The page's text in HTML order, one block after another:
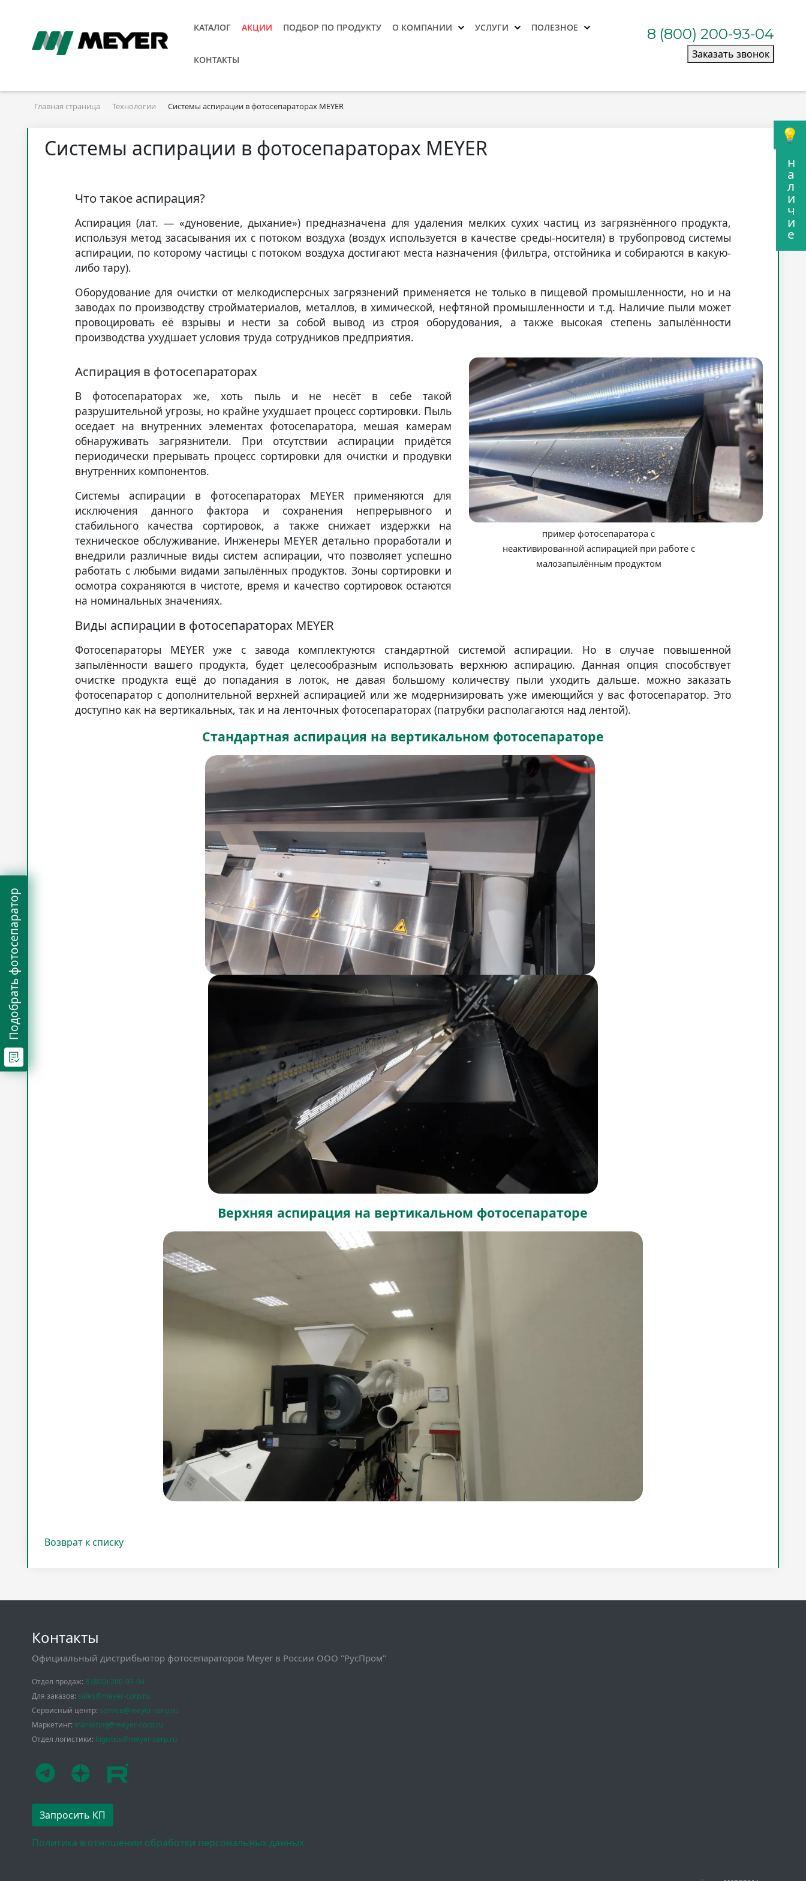
н
а
л
и
ч
и
е
КАТАЛОГ АКЦИИ ПОДБОР ПО ПРОДУКТУ О КОМПАНИИ УСЛУГИ ПОЛЕЗНОЕ
КОНТАКТЫ
8 (800) 200-93-04
Заказать звонок
Главная страница Технологии Системы аспирации в фотосепараторах MEYER
Системы аспирации в фотосепараторах MEYER
Что такое аспирация?
Аспирация (лат. — «дуновение, дыхание») предназначена для удаления мелких сухих частиц из загрязнённого продукта,
используя метод засасывания их с потоком воздуха (воздух используется в качестве среды-носителя) в трубопровод системы
аспирации, по которому частицы с потоком воздуха достигают места назначения (фильтра, отстойника и собираются в какую-
либо тару).
Оборудование для очистки от мелкодисперсных загрязнений применяется не только в пищевой промышленности, но и на
заводах по производству стройматериалов, металлов, в химической, нефтяной промышленности и т.д. Наличие пыли может
провоцировать её взрывы и нести за собой вывод из строя оборудования, а также высокая степень запылённости
производства ухудшает условия труда сотрудников предприятия.
Аспирация в фотосепараторах
В фотосепараторах же, хоть пыль и не несёт в себе такой
разрушительной угрозы, но крайне ухудшает процесс сортировки. Пыль
оседает на внутренних элементах фотосепаратора, мешая камерам
обнаруживать загрязнители. При отсутствии аспирации придётся
периодически прерывать процесс сортировки для очистки и продувки
внутренних компонентов.
Системы аспирации в фотосепараторах MEYER применяются для
исключения данного фактора и сохранения непрерывного и
стабильного качества сортировок, а также снижает издержки на
техническое обслуживание. Инженеры MEYER детально проработали и
внедрили различные виды систем аспирации, что позволяет успешно
работать с любыми видами запылённых продуктов. Зоны сортировки и
осмотра сохраняются в чистоте, время и качество сортировок остаются
на номинальных значениях.
пример фотосепаратора с
неактивированной аспирацией при работе с
малозапылённым продуктом
Виды аспирации в фотосепараторах MEYER
Фотосепараторы MEYER уже с завода комплектуются стандартной системой аспирации. Но в случае повышенной
запылённости вашего продукта, будет целесообразным использовать верхнюю аспирацию. Данная опция способствует
очистке продукта ещё до попадания в лоток, не давая большому количеству пыли уходить дальше. можно заказать
фотосепаратор с дополнительной верхней аспирацией или же модернизировать уже имеющийся у вас фотосепаратор. Это
доступно как на вертикальных, так и на ленточных фотосепараторах (патрубки располагаются над лентой).
Стандартная аспирация на вертикальном фотосепараторе
Верхняя аспирация на вертикальном фотосепараторе
Возврат к списку
Контакты
Официальный дистрибьютор фотосепараторов Meyer в России ООО "РусПром"
Отдел продаж: 8 (800) 200-93-04
Для заказов: sales@meyer-corp.ru
Сервисный центр: service@meyer-corp.ru
Маркетинг: marketing@meyer-corp.ru
Отдел логистики: logistics@meyer-corp.ru
Запросить КП
Политика в отношении обработки персональных данных
Подобрать фотосепаратор